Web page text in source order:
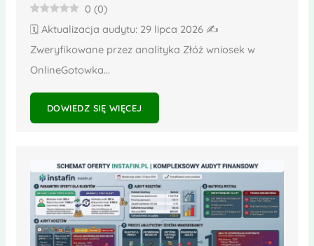
0 (0)
🗓️ Aktualizacja audytu: 29 lipca 2026 ✍️
Zweryfikowane przez analityka Złóż wniosek w
OnlineGotowka...
DOWIEDZ SIĘ WIĘCEJ